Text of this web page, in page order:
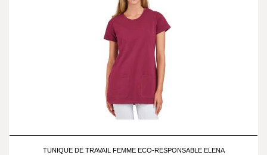
TUNIQUE DE TRAVAIL FEMME ECO-RESPONSABLE ELENA